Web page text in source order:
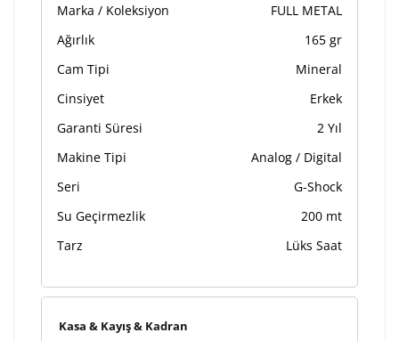
Marka / Koleksiyon
FULL METAL
Ağırlık
165 gr
Cam Tipi
Mineral
Cinsiyet
Erkek
Garanti Süresi
2 Yıl
Makine Tipi
Analog / Digital
Seri
G-Shock
Su Geçirmezlik
200 mt
Tarz
Lüks Saat
Kasa & Kayış & Kadran